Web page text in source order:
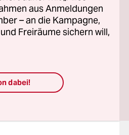
aus Anmeldungen
– an die Kampagne,
Freiräume sichern will,
dabei!